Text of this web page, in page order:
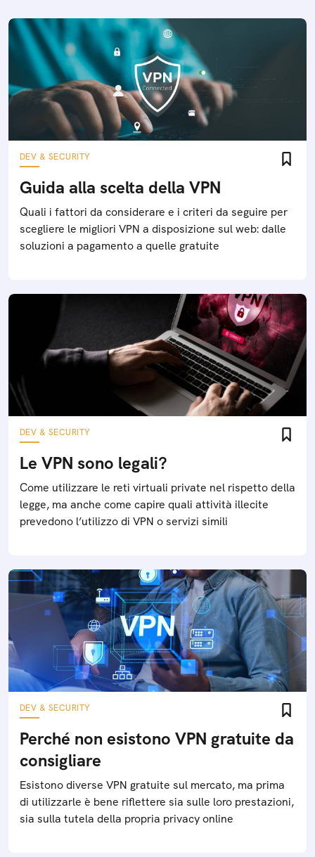
DEV & SECURITY
Guida alla scelta della VPN
Quali i fattori da considerare e i criteri da seguire per
scegliere le migliori VPN a disposizione sul web: dalle
soluzioni a pagamento a quelle gratuite
DEV & SECURITY
Le VPN sono legali?
Come utilizzare le reti virtuali private nel rispetto della
legge, ma anche come capire quali attività illecite
prevedono l’utilizzo di VPN o servizi simili
DEV & SECURITY
Perché non esistono VPN gratuite da
consigliare
Esistono diverse VPN gratuite sul mercato, ma prima
di utilizzarle è bene riflettere sia sulle loro prestazioni,
sia sulla tutela della propria privacy online